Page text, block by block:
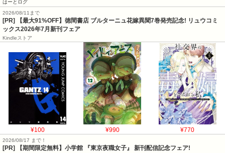
はーとログ
2026/08/11まで
[PR] 【最大91%OFF】徳間書店 ブルターニュ花嫁異聞7巻発売記念! リュウコミ
ックス2026年7月新刊フェア
Kindleストア
¥100 ¥990 ¥770
2026/08/17 まで！
[PR] 【期間限定無料】小学館 『東京夜職女子』 新刊配信記念フェア!